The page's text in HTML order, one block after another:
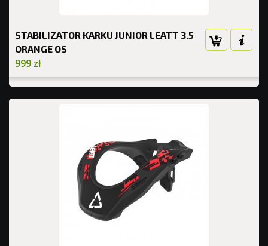
STABILIZATOR KARKU JUNIOR LEATT 3.5
ORANGE OS
999 zł